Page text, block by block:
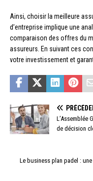
Ainsi, choisir la meilleure
d’entreprise implique une
comparaison des offres du
assureurs. En suivant ces
votre investissement et
L’Assemblée
de décision
Le business plan padel :